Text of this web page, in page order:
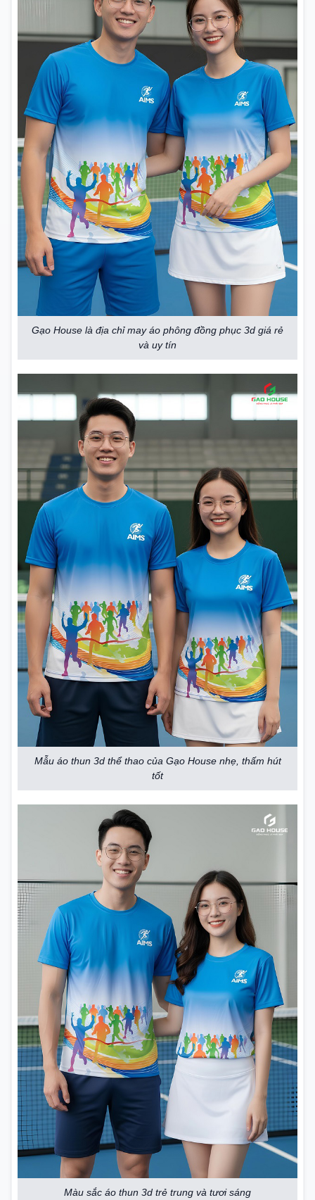
Gạo House là địa chỉ may áo phông đồng phục 3d giá rẻ
và uy tín
Mẫu áo thun 3d thể thao của Gạo House nhẹ, thấm hút
tốt
Màu sắc áo thun 3d trẻ trung và tươi sáng